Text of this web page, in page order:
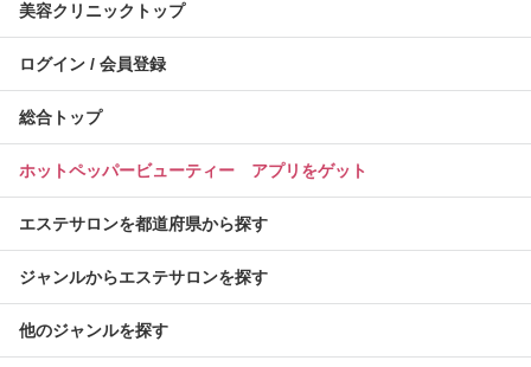
美容クリニックトップ
ログイン / 会員登録
総合トップ
ホットペッパービューティー アプリをゲット
エステサロンを都道府県から探す
ジャンルからエステサロンを探す
他のジャンルを探す